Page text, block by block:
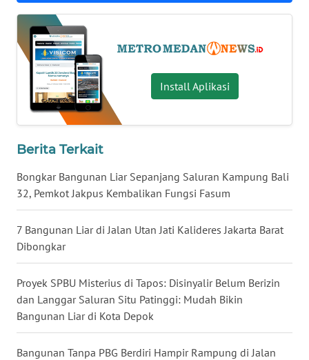
Install Aplikasi
Berita Terkait
Bongkar Bangunan Liar Sepanjang Saluran Kampung Bali
32, Pemkot Jakpus Kembalikan Fungsi Fasum
7 Bangunan Liar di Jalan Utan Jati Kalideres Jakarta Barat
Dibongkar
Proyek SPBU Misterius di Tapos: Disinyalir Belum Berizin
dan Langgar Saluran Situ Patinggi: Mudah Bikin
Bangunan Liar di Kota Depok
Bangunan Tanpa PBG Berdiri Hampir Rampung di Jalan
WN
JOGJA
WN
JATIM
WN
WN
KALBAR
WN
KALTENG
WN
KALTARA
WN